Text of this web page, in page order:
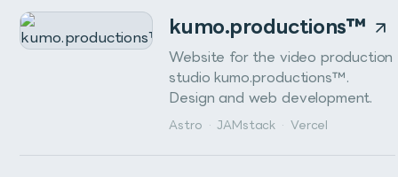
kumo.productions™
Website for the video production
studio kumo.productions™.
Design and web development.
Astro · JAMstack · Vercel